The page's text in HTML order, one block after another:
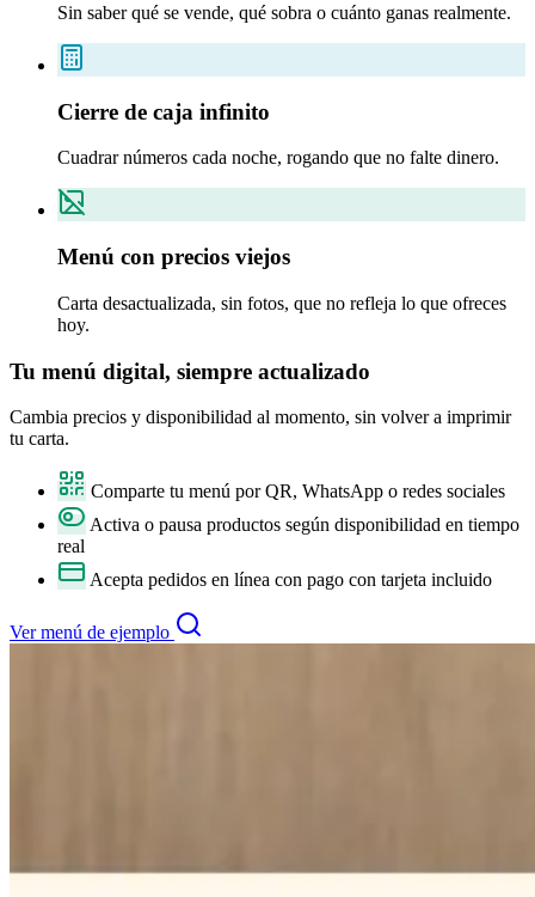
Sin saber qué se vende, qué sobra o cuánto ganas realmente.
Cierre de caja infinito
Cuadrar números cada noche, rogando que no falte dinero.
Menú con precios viejos
Carta desactualizada, sin fotos, que no refleja lo que ofreces
hoy.
Tu menú digital, siempre actualizado
Cambia precios y disponibilidad al momento, sin volver a imprimir
tu carta.
Comparte tu menú por QR, WhatsApp o redes sociales
Activa o pausa productos según disponibilidad en tiempo
real
Acepta pedidos en línea con pago con tarjeta incluido
Ver menú de ejemplo